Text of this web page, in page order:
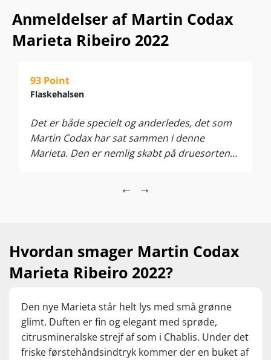
er store temperaturudsving mellem nat og dag. Den
perfekte blanding af kølige Atlanterhavs-vinde og det lidt
varmere indlandsklima sikrer en perfekt aromatisk finesse i
Pakket til randen med ferskner, pærer, jasminblomster og
limoncello-citron. Rislende sprød og mineralsk i smagen, der
den ultimative sommerhvidvin, der kommer til at tage kegler
rundt om hele bordet.
Vinen er perfekt som hyggevin og går samtidig godt til fisk
og skaldyr, lette asiatiske serveringer samt milde oste.
Anmeldelser af Martin Codax
Marieta Ribeiro 2022
93 Point
Flaskehalsen
Det er både specielt og anderledes, det som
Martin Codax har sat sammen i denne
Marieta. Den er nemlig skabt på druesorten
galicisk hvidvin. Samtidig har den en sprød
kant, der er noget for sig, og dermed bliver
det nærmest en kobling af to magiske
alkohol og strutter af en sommerstemning,
jeg er helt pjattet med. Normalpris kr. 129,95 ,
Set til kr. 89,95
← →
Hvordan smager Martin Codax
Marieta Ribeiro 2022?
Den nye Marieta står helt lys med små grønne
glimt. Duften er fin og elegant med sprøde,
citrusmineralske strejf af som i Chablis. Under det
friske førstehåndsindtryk kommer der en buket af